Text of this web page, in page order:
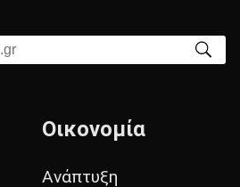
Οικονομία
Ανάπτυξη